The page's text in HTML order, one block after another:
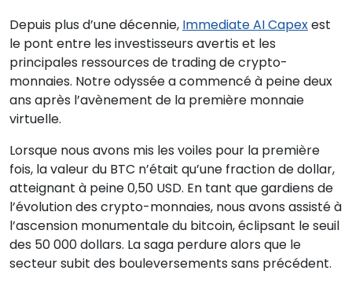
Depuis plus d’une décennie, Immediate AI Capexest
le pont entre les investisseurs avertis et les
principales ressources de trading de crypto-
monnaies. Notre odyssée a commencé à peine deux
ans après l’avènement de la première monnaie
virtuelle.
Lorsque nous avons mis les voiles pour la première
fois, la valeur du BTC n’était qu’une fraction de dollar,
atteignant à peine 0,50 USD. En tant que gardiens de
l’évolution des crypto-monnaies, nous avons assisté à
l’ascension monumentale du bitcoin, éclipsant le seuil
des 50 000 dollars. La saga perdure alors que le
secteur subit des bouleversements sans précédent.